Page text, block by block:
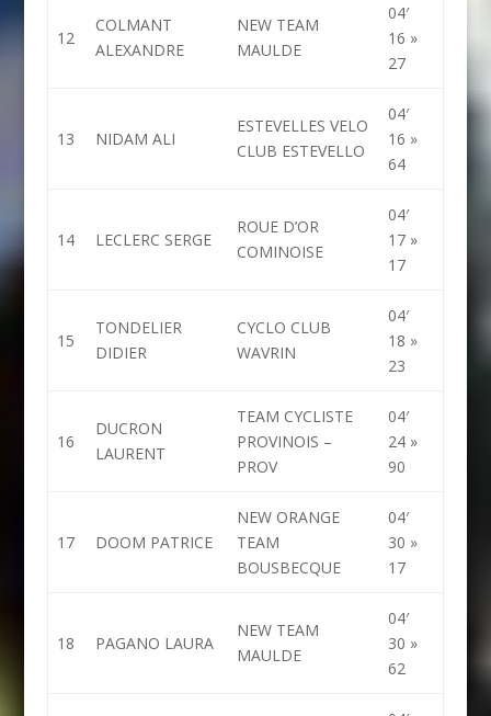
12
COLMANT
ALEXANDRE
NEW TEAM
MAULDE
04′
16 »
27
13 NIDAM ALI
ESTEVELLES VELO
CLUB ESTEVELLO
04′
16 »
64
14 LECLERC SERGE
ROUE D’OR
COMINOISE
04′
17 »
17
15
TONDELIER
DIDIER
CYCLO CLUB
WAVRIN
04′
18 »
23
16
DUCRON
LAURENT
TEAM CYCLISTE
PROVINOIS –
PROV
04′
24 »
90
17 DOOM PATRICE
NEW ORANGE
TEAM
BOUSBECQUE
04′
30 »
17
18 PAGANO LAURA
NEW TEAM
MAULDE
04′
30 »
62